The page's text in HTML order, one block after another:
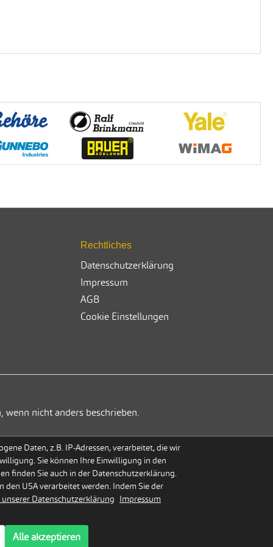
Rechtliches
Datenschutzerklärung
Impressum
AGB
Cookie Einstellungen
wenn nicht anders beschrieben.
Daten, z.B. IP-Adressen, verarbeitet, die wir
Sie können Ihre Einwilligung in den
finden Sie auch in der Datenschutzerklärung.
den USA verarbeitet werden. Indem Sie der
unserer Datenschutzerklärung Impressum
Alle akzeptieren